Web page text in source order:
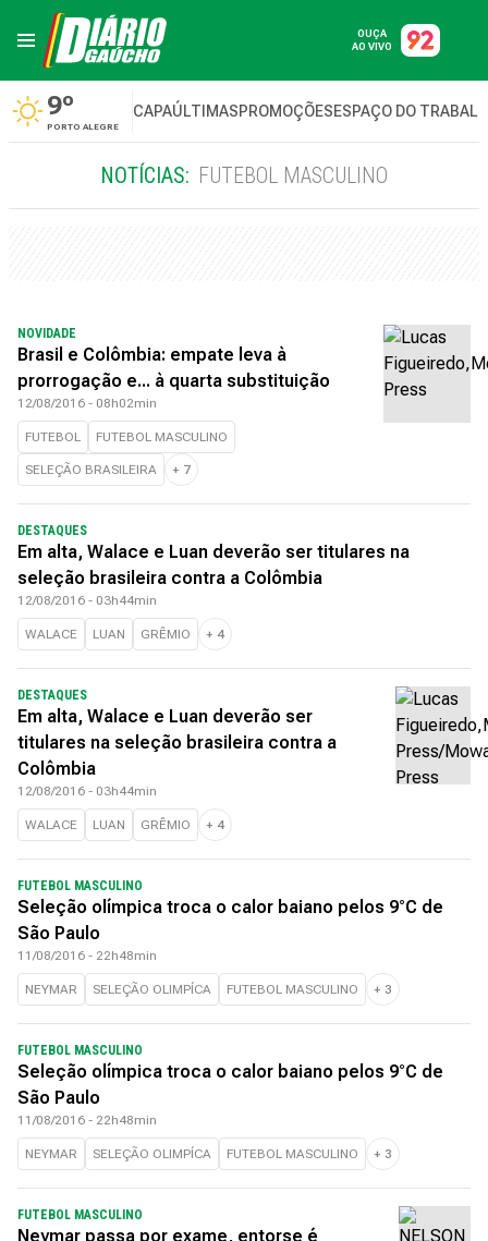
OUÇA
AO VIVO
9º
PORTO ALEGRE
CAPAÚLTIMASPROMOÇÕESESPAÇO DO
NOTÍCIAS: FUTEBOL MASCULINO
NOVIDADE
Brasil e Colômbia: empate leva à
prorrogação e... à quarta substituição
12/08/2016 - 08h02min
FUTEBOL FUTEBOL MASCULINO
SELEÇÃO BRASILEIRA + 7
DESTAQUES
Em alta, Walace e Luan deverão ser titulares na
seleção brasileira contra a Colômbia
12/08/2016 - 03h44min
WALACE LUAN GRÊMIO + 4
DESTAQUES
Em alta, Walace e Luan deverão ser
titulares na seleção brasileira contra a
Colômbia
12/08/2016 - 03h44min
WALACE LUAN GRÊMIO + 4
FUTEBOL MASCULINO
Seleção olímpica troca o calor baiano pelos 9°C de
São Paulo
11/08/2016 - 22h48min
NEYMAR SELEÇÃO OLIMPÍCA FUTEBOL MASCULINO + 3
FUTEBOL MASCULINO
Seleção olímpica troca o calor baiano pelos 9°C de
São Paulo
11/08/2016 - 22h48min
NEYMAR SELEÇÃO OLIMPÍCA FUTEBOL MASCULINO + 3
FUTEBOL MASCULINO
Neymar passa por exame, entorse é